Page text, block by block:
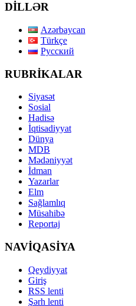
DİLLƏR
Azərbaycan
Türkçe
Русский
RUBRİKALAR
Siyasət
Sosial
Hadisə
İqtisadiyyat
Dünya
MDB
Mədəniyyət
İdman
Yazarlar
Elm
Sağlamlıq
Müsahibə
Reportaj
NAVİQASİYA
Qeydiyyat
Giriş
RSS lenti
Şərh lenti